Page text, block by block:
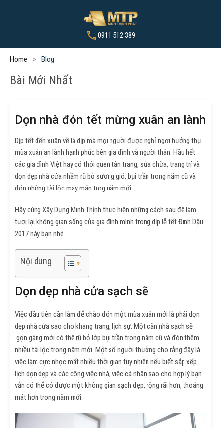
0911 512 389
Home Blog
Bài Mới Nhất
Dọn nhà đón tết mừng xuân an lành
Dịp tết đến xuân về là dịp mà mọi người được nghỉ ngơi hưởng thụ
mùa xuân an lành hạnh phúc bên gia đình và người thân. Hầu hết
các gia đình Việt hay có thói quen tân trang, sửa chữa, trang trí và
dọn dẹp nhà cửa nhầm rũ bỏ sương gió, bụi trần trong năm cũ và
đón những tài lộc may mắn trog năm mới.
Hãy cùng Xây Dựng Minh Thịnh thực hiện những cách sau để làm
tươi lại không gian sống của gia đình mình trong dịp lễ tết Đinh Dậu
2017 này bạn nhé.
Nội dung
Dọn dẹp nhà cửa sạch sẽ
Việc đầu tiên cần làm để chào đón một mùa xuân mới là phải dọn
dẹp nhà cửa sao cho khang trang, lịch sự. Một căn nhà sạch sẽ
gọn gàng mới có thể rũ bỏ lớp bụi trần trong năm cũ và đón thêm
nhiều tài lộc trong năm mới. Một số người thường cho rằng đây là
việc làm cực nhọc mất nhiều thời gian tuy nhiên nếu biết sắp xếp
lịch dọn dẹp và các công việc nhà, việc cá nhân sao cho hợp lý bạn
vẫn có thể có được một không gian sạch đẹp, rộng rãi hơn, thoáng
mát hơn trong năm mới.